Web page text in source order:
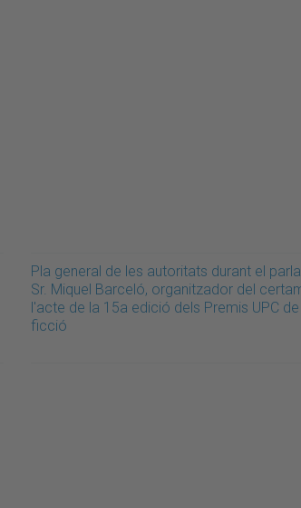
Pla general de les autoritats durant el
Sr. Miquel Barceló, organitzador del
l'acte de la 15a edició dels Premis UPC
ficció